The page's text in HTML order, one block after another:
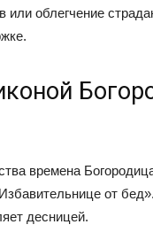
или облегчение
времена
от
десницей.